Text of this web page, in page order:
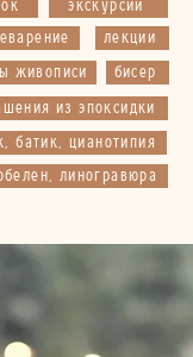
из эпоксидки
бисер
экскурсии
батик, цианотипия
живописи
лекции
линогравюра